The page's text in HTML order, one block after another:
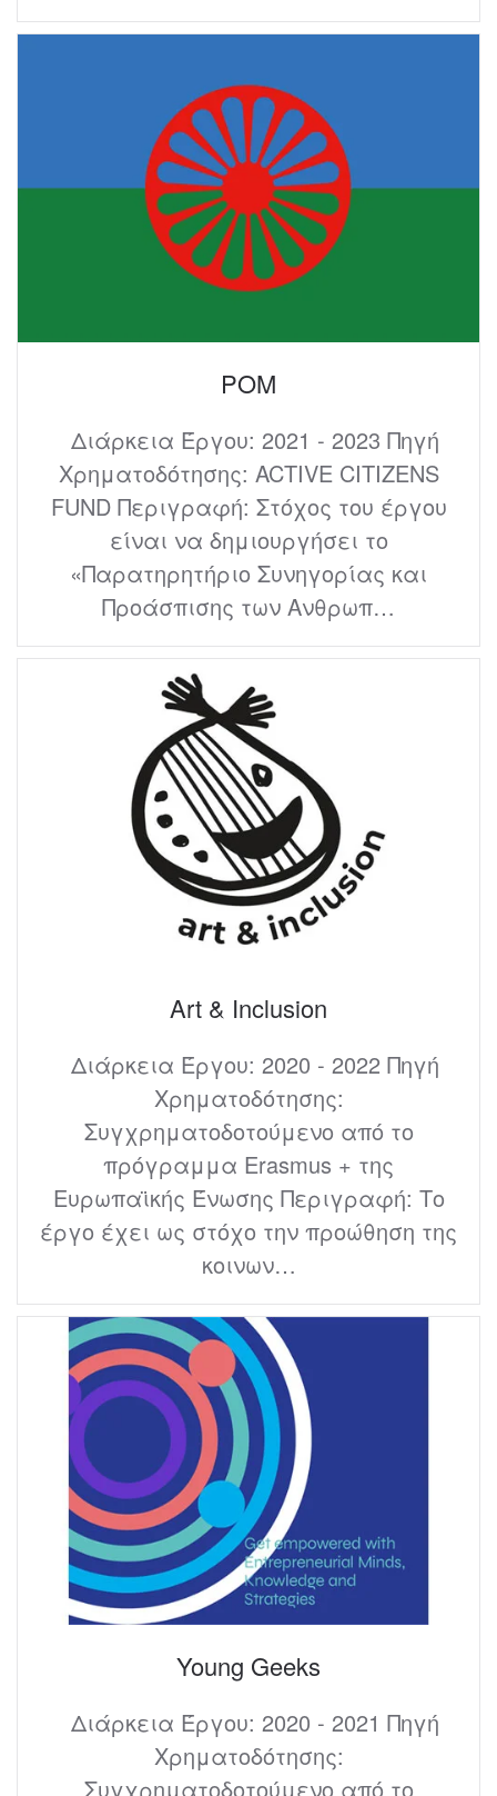
ΡΟΜ
Διάρκεια Έργου: 2021 - 2023 Πηγή
Χρηματοδότησης: ACTIVE CITIZENS
FUND Περιγραφή: Στόχος του έργου
είναι να δημιουργήσει το
«Παρατηρητήριο Συνηγορίας και
Προάσπισης των Ανθρωπ…
Art & Inclusion
Διάρκεια Έργου: 2020 - 2022 Πηγή
Χρηματοδότησης:
Συγχρηματοδοτούμενο από το
πρόγραμμα Erasmus + της
Ευρωπαϊκής Ένωσης Περιγραφή: Το
έργο έχει ως στόχο την προώθηση της
κοινων…
Young Geeks
Διάρκεια Έργου: 2020 - 2021 Πηγή
Χρηματοδότησης:
Συγχρηματοδοτούμενο από το